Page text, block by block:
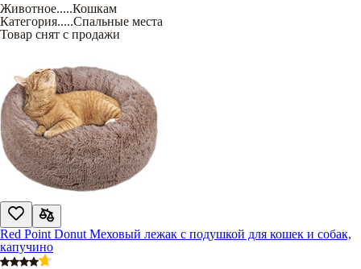
Животное.....Кошкам
Категория.....Спальные места
Товар снят с продажи
Red Point Donut Меховый лежак с подушкой для кошек и собак,
капучино